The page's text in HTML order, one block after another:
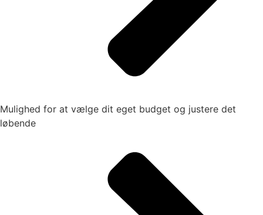
Mulighed for at vælge dit eget budget og justere det
løbende